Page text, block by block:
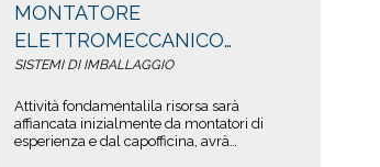
MONTATORE
ELETTROMECCANICO
COLLAUDATORE -
SCANDIANO (RE)
SISTEMI DI IMBALLAGGIO
Attività fondamentalila risorsa sarà
affiancata inizialmente da montatori di
esperienza e dal capofficina, avrà